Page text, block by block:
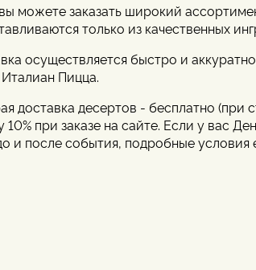
можете заказать широкий
только из качественных
осуществляется быстро и
Пицца.
доставка десертов - бесплатно
10% при заказе на сайте. Если у вас
и после события, подробные